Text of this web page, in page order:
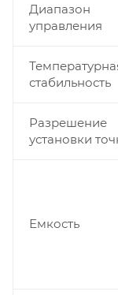
Диапазон
управления
стабильность
Разрешение
установки
Емкость